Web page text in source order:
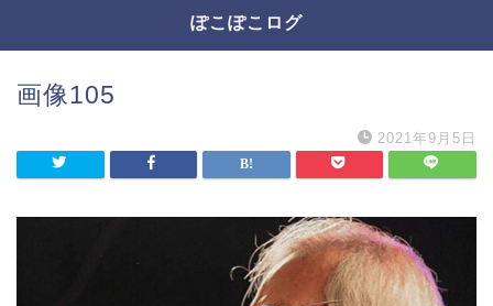
ぽこぽこログ
画像105
2021年9月5日